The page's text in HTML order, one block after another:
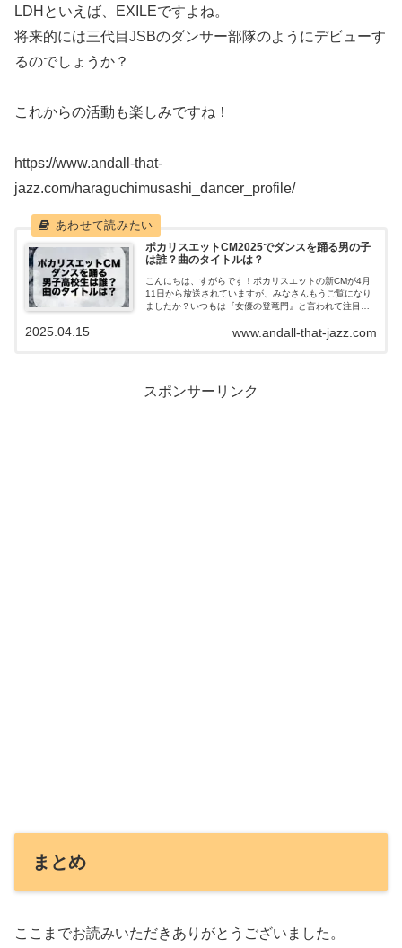
LDHといえば、EXILEですよね。
将来的には三代目JSBのダンサー部隊のようにデビューす
るのでしょうか？
これからの活動も楽しみですね！
https://www.andall-that-
jazz.com/haraguchimusashi_dancer_profile/
ポカリスエットCM2025でダンスを踊る男の子
は誰？曲のタイトルは？
こんにちは、すがらです！ポカリスエットの新CMが4月
11日から放送されていますが、みなさんもうご覧になり
ましたか？いつもは『女優の登竜門』と言われて注目を
踊る男子高校生！ポカリの中でも男の...www.andall-that-jazz.com
2025.04.15
スポンサーリンク
まとめ
ここまでお読みいただきありがとうございました。